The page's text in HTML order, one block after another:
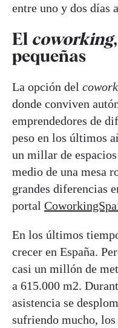
entre uno y dos días
El coworking
pequeñas
La opción del
donde conviven
emprendedores de
peso en los últimos
un millar de
medio de una mesa
grandes diferencias
portal
En los últimos
crecer en España.
casi un millón de
a 615.000 m2.
asistencia se
sufriendo mucho, los